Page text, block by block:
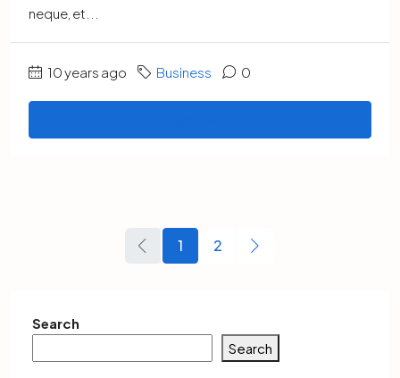
neque, et...
10 years ago Business 0
1 2
Search
Search